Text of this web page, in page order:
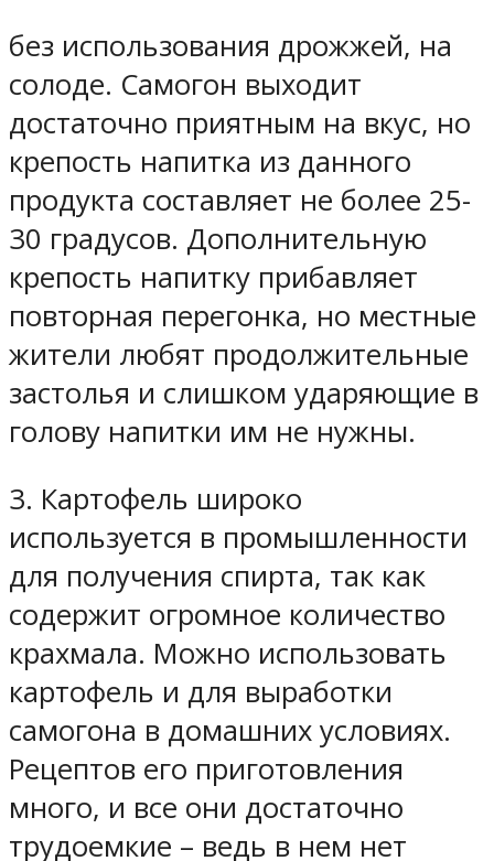
без использования дрожжей, на
солоде. Самогон выходит
достаточно приятным на вкус, но
крепость напитка из данного
продукта составляет не более 25-
30 градусов. Дополнительную
крепость напитку прибавляет
повторная перегонка, но местные
жители любят продолжительные
застолья и слишком ударяющие в
голову напитки им не нужны.
3. Картофель широко
используется в промышленности
для получения спирта, так как
содержит огромное количество
крахмала. Можно использовать
картофель и для выработки
самогона в домашних условиях.
Рецептов его приготовления
много, и все они достаточно
трудоемкие – ведь в нем нет